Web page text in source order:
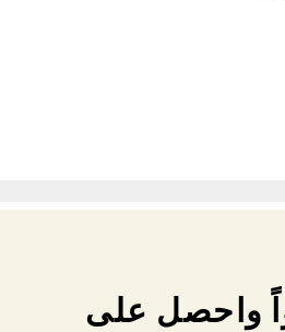
واحصل على